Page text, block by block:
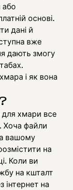
або
основі.
дані й
вже
дають змогу
і як вона
хмари все
Хоча файли
вашому
на
Коли ви
на кшталт
інтернет на